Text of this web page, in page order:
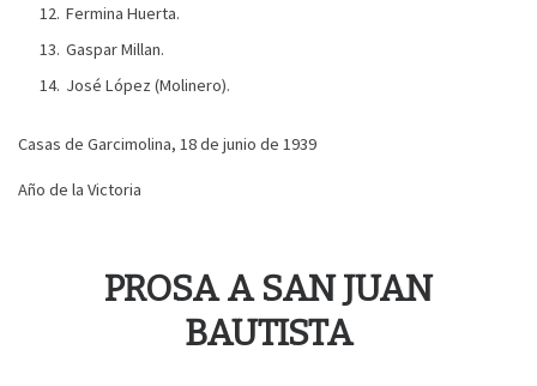
Fermina Huerta.
Gaspar Millan.
José López (Molinero).
Casas de Garcimolina, 18 de junio de 1939
Año de la Victoria
PROSA A SAN JUAN
BAUTISTA